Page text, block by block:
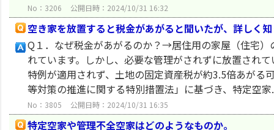
No：3206 公開日時：2024/10/31 16:32
空き家を放置すると税金があがると聞いたが、詳しく
Q１．なぜ税金があがるのか？→居住用の家屋（住宅
れています。しかし、必要な管理がされずに放置され
特例が適用されず、土地の固定資産税が約3.5倍あが
等対策の推進に関する特別措置法」に基づき、特定空
No：3805 公開日時：2024/10/31 16:35
特定空家や管理不全空家はどのようなものか。